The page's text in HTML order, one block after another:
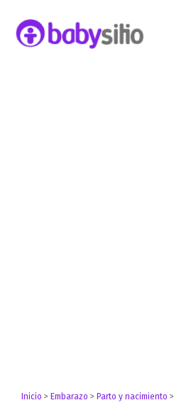
Inicio > Embarazo > Parto y nacimiento >